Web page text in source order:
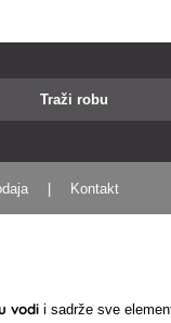
Kontakt
vodi i sadrže sve